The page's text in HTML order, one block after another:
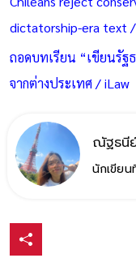
dictatorship-era text
ถอดบทเรียน “เขียนรัฐ
จากต่างประเทศ / iLaw
ณัฐธนี
นักเขีย